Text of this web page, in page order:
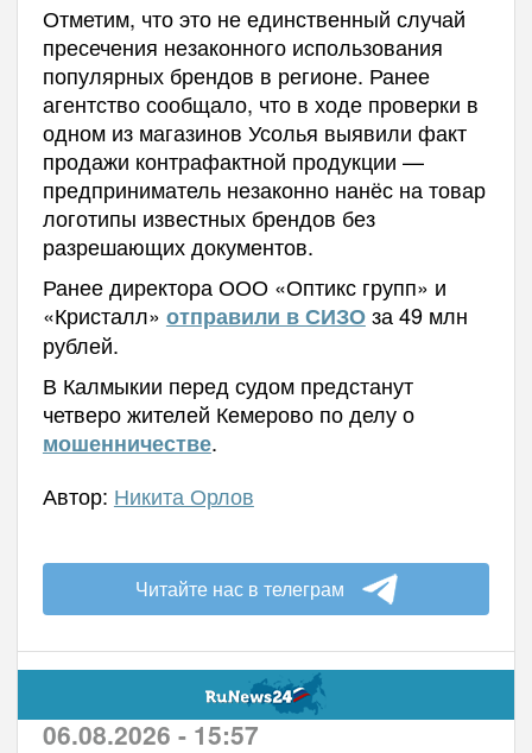
Отметим, что это не единственный случай
пресечения незаконного использования
популярных брендов в регионе. Ранее
агентство сообщало, что в ходе проверки в
одном из магазинов Усолья выявили факт
продажи контрафактной продукции —
предприниматель незаконно нанёс на товар
логотипы известных брендов без
разрешающих документов.
Ранее директора ООО «Оптикс групп» и
«Кристалл» отправили в СИЗОза 49 млн
рублей.
В Калмыкии перед судом предстанут
четверо жителей Кемерово по делу о
мошенничестве.
Автор: Никита Орлов
Читайте нас в телеграм
06.08.2026 - 15:57